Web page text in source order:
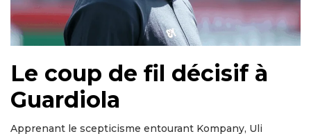
Le coup de fil décisif à
Guardiola
Apprenant le scepticisme entourant Kompany, Uli